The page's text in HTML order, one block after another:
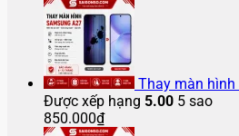
Thay màn
Được xếp hạng 5.00 5 sao
850.000₫